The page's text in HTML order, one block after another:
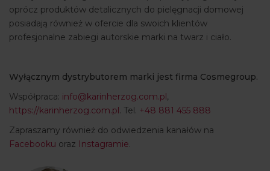
oprócz produktów detalicznych do pielęgnacji domowej
posiadają również w ofercie dla swoich klientów
profesjonalne zabiegi autorskie marki na twarz i ciało.
Wyłącznym dystrybutorem marki jest firma Cosmegroup.
Współpraca: info@karinherzog.com.pl,
https://karinherzog.com.pl. Tel. +48 881 455 888
Zapraszamy również do odwiedzenia kanałów na
Facebooku oraz Instagramie.